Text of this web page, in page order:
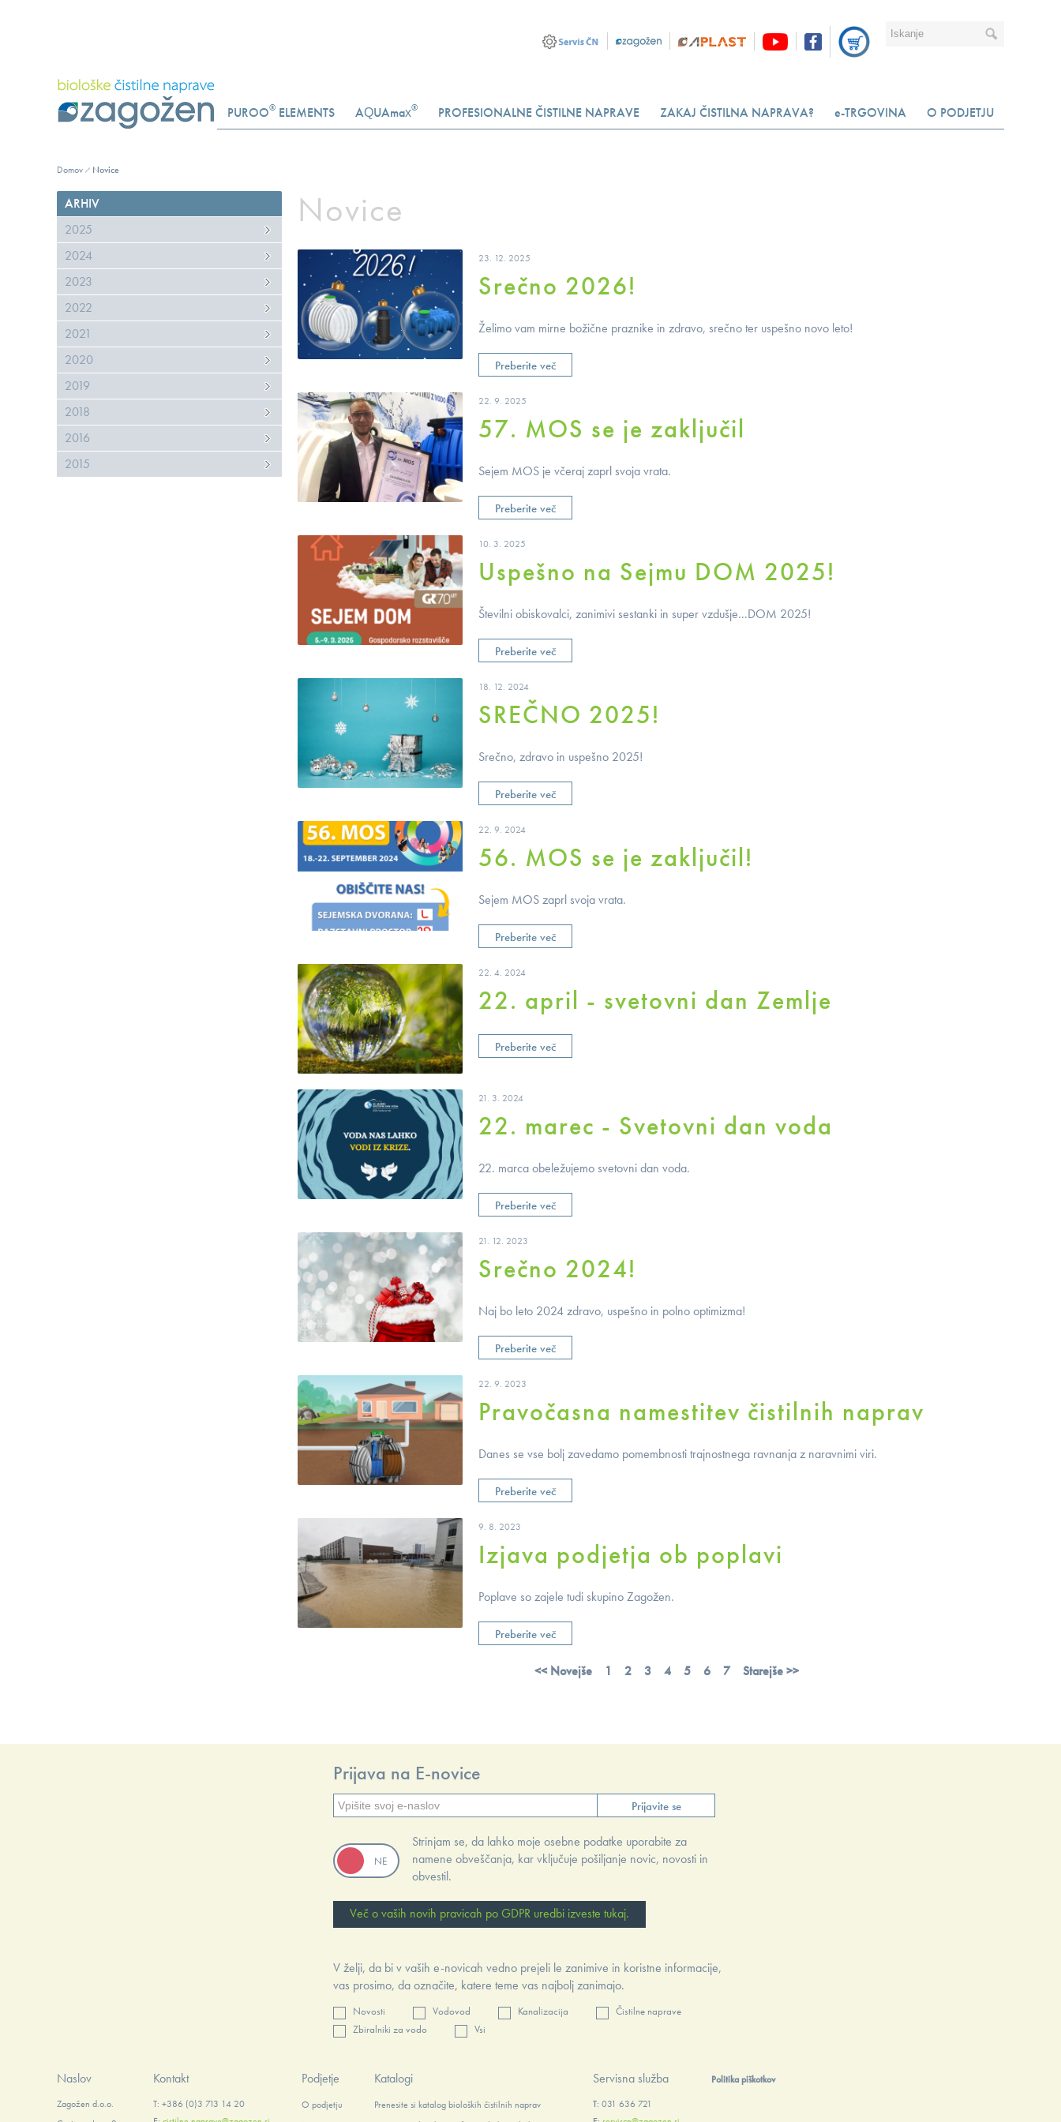
PUROO® ELEMENTS AQUAmax® PROFESIONALNE ČISTILNE NAPRAVE ZAKAJ ČISTILNA NAPRAVA? e-TRGOVINA O PODJETJU
Domov Novice
Novice
23. 12. 2025
Srečno 2026!
Želimo vam mirne božične praznike in zdravo, srečno ter uspešno novo leto!
Preberite več
22. 9. 2025
57. MOS se je zaključil
Sejem MOS je včeraj zaprl svoja vrata.
Preberite več
10. 3. 2025
Uspešno na Sejmu DOM 2025!
Številni obiskovalci, zanimivi sestanki in super vzdušje...DOM 2025!
Preberite več
18. 12. 2024
SREČNO 2025!
Srečno, zdravo in uspešno 2025!
Preberite več
22. 9. 2024
56. MOS se je zaključil!
Sejem MOS zaprl svoja vrata.
Preberite več
22. 4. 2024
22. april - svetovni dan Zemlje
Preberite več
21. 3. 2024
22. marec - Svetovni dan voda
22. marca obeležujemo svetovni dan voda.
Preberite več
21. 12. 2023
Srečno 2024!
Naj bo leto 2024 zdravo, uspešno in polno optimizma!
Preberite več
22. 9. 2023
Pravočasna namestitev čistilnih naprav
Danes se vse bolj zavedamo pomembnosti trajnostnega ravnanja z naravnimi viri.
Preberite več
9. 8. 2023
Izjava podjetja ob poplavi
Poplave so zajele tudi skupino Zagožen.
Preberite več
<< Novejše 1 2 3 4 5 6 7 Starejše >>
ARHIV
2025
2024
2023
2022
2021
2020
2019
2018
2016
2015
Prijava na E-novice
Prijavite se
Strinjam se, da lahko moje osebne podatke uporabite za
namene obveščanja, kar vključuje pošiljanje novic, novosti in
obvestil.
Več o vaših novih pravicah po GDPR uredbi izveste tukaj.
V želji, da bi v vaših e-novicah vedno prejeli le zanimive in koristne informacije,
vas prosimo, da označite, katere teme vas najbolj zanimajo.
Novosti Vodovod Kanalizacija
Čistilne naprave
Zbiralniki za vodo
Vsi
Naslov
Zagožen d.o.o.
Kontakt
T: +386 (0)3 713 14 20
Podjetje
O podjetju
Katalogi
Prenesite si katalog bioloških čistilnih naprav
Servisna služba
T: 031 636 721
Politika piškotkov